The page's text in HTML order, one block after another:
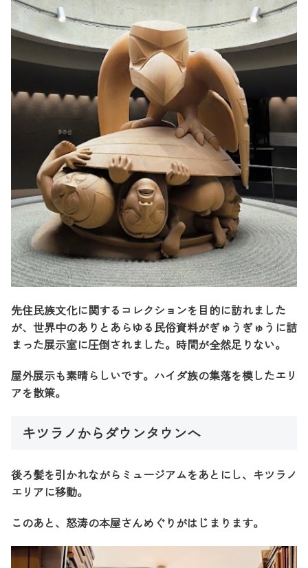
先住民族文化に関するコレクションを目的に訪れました
が、世界中のありとあらゆる民俗資料がぎゅうぎゅうに詰
まった展示室に圧倒されました。時間が全然足りない。
屋外展示も素晴らしいです。ハイダ族の集落を模したエリ
アを散策。
キツラノからダウンタウンへ
後ろ髪を引かれながらミュージアムをあとにし、キツラノ
エリアに移動。
このあと、怒涛の本屋さんめぐりがはじまります。